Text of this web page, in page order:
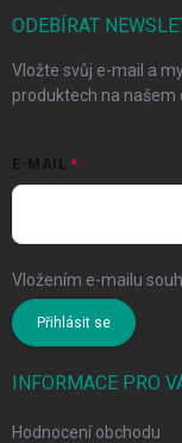
ODEBÍRAT
Vložte svůj e-mail a
produktech na našem
E-MAIL
Vložením e-mailu
Přihlásit se
INFORMACE PRO
Hodnocení obchodu